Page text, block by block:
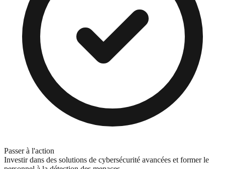
Passer à l'action
Investir dans des solutions de cybersécurité avancées et former le